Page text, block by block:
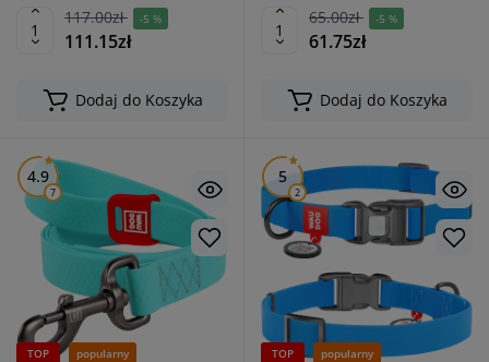
117.00zł -5 %
111.15zł
Dodaj do Koszyka
65.00zł -5 %
61.75zł
Dodaj do Koszyka
4.9
7
TOP popularny
5
2
TOP popularny